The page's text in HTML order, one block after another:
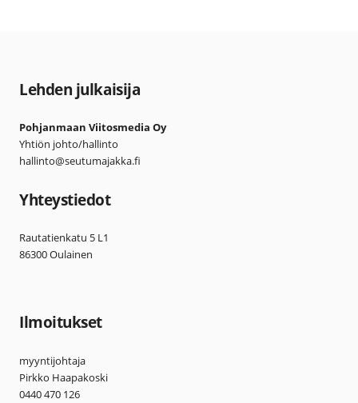
Lehden julkaisija
Pohjanmaan Viitosmedia Oy
Yhtiön johto/hallinto
hallinto@seutumajakka.fi
Yhteystiedot
Rautatienkatu 5 L1
86300 Oulainen
Ilmoitukset
myyntijohtaja
Pirkko Haapakoski
0440 470 126